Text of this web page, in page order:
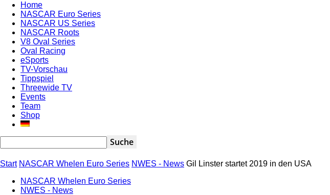
Home
NASCAR Euro Series
NASCAR US Series
NASCAR Roots
V8 Oval Series
Oval Racing
eSports
TV-Vorschau
Tippspiel
Threewide TV
Events
Team
Shop
Start NASCAR Whelen Euro Series NWES - News Gil Linster startet 2019 in den USA
NASCAR Whelen Euro Series
NWES - News